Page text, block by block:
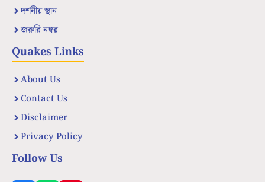
দর্শনীয় স্থান
জরুরি নম্বর
Quakes Links
About Us
Contact Us
Disclaimer
Privacy Policy
Follow Us